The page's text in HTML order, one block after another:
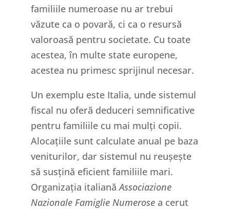
familiile numeroase nu ar trebui
văzute ca o povară, ci ca o resursă
valoroasă pentru societate. Cu toate
acestea, în multe state europene,
acestea nu primesc sprijinul necesar.
Un exemplu este Italia, unde sistemul
fiscal nu oferă deduceri semnificative
pentru familiile cu mai mulți copii.
Alocațiile sunt calculate anual pe baza
veniturilor, dar sistemul nu reușește
să susțină eficient familiile mari.
Organizația italianăAssociazione
Nazionale Famiglie Numerosea cerut